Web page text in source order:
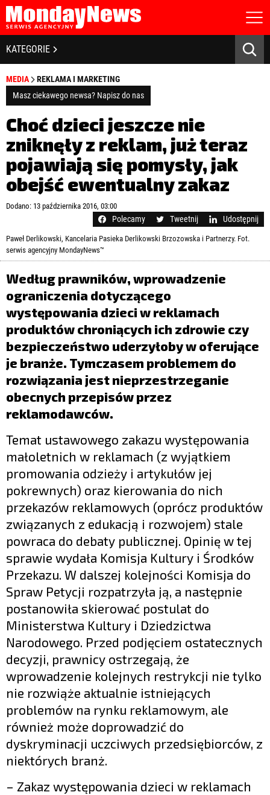
STRONA GŁÓWNA
O NAS
POLITYKA PRYWATNOŚCI
REGULAMIN
LICENCJA
REJESTRACJA
KONTAKT
Zapamiętaj mnie
Kliknij tutaj
KATEGORIE
BIZNES I GOSPODARKA
BANKOWOŚĆ I FINANSE
NOWE TECHNOLOGIE
SPOŁECZEŃSTWO
EDUKACJA
MEDIA
ZDROWIE I URODA
KULTURA
LIFESTYLE
OPINIE I KOMENTARZE
MEDIA
REKLAMA I MARKETING
Masz ciekawego newsa? Napisz do nas
Choć dzieci jeszcze nie
zniknęły z reklam, już teraz
pojawiają się pomysły, jak
obejść ewentualny zakaz
Dodano: 13 października 2016, 03:00
Polecamy Tweetnij Udostępnij
Paweł Derlikowski, Kancelaria Pasieka Derlikowski Brzozowska i Partnerzy. Fot.
serwis agencyjny MondayNews™
Według prawników, wprowadzenie
ograniczenia dotyczącego
występowania dzieci w reklamach
produktów chroniących ich zdrowie czy
bezpieczeństwo uderzyłoby w oferujące
je branże. Tymczasem problemem do
rozwiązania jest nieprzestrzeganie
obecnych przepisów przez
reklamodawców.
Temat ustawowego zakazu występowania
małoletnich w reklamach (z wyjątkiem
promowania odzieży i artykułów jej
pokrewnych) oraz kierowania do nich
przekazów reklamowych (oprócz produktów
związanych z edukacją i rozwojem) stale
powraca do debaty publicznej. Opinię w tej
sprawie wydała Komisja Kultury i Środków
Przekazu. W dalszej kolejności Komisja do
Spraw Petycji rozpatrzyła ją, a następnie
postanowiła skierować postulat do
Ministerstwa Kultury i Dziedzictwa
Narodowego. Przed podjęciem ostatecznych
decyzji, prawnicy ostrzegają, że
wprowadzenie kolejnych restrykcji nie tylko
nie rozwiąże aktualnie istniejących
problemów na rynku reklamowym, ale
również może doprowadzić do
dyskryminacji uczciwych przedsiębiorców, z
niektórych branż.
– Zakaz występowania dzieci w reklamach